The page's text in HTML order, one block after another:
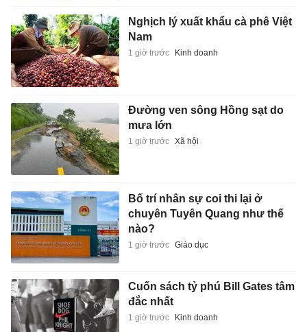
Nghịch lý xuất khẩu cà phê Việt
Nam
1 giờ trước Kinh doanh
Đường ven sông Hồng sạt do
mưa lớn
1 giờ trước Xã hội
Bố trí nhân sự coi thi lại ở
chuyên Tuyên Quang như thế
nào?
1 giờ trước Giáo dục
Cuốn sách tỷ phú Bill Gates tâm
đắc nhất
1 giờ trước Kinh doanh